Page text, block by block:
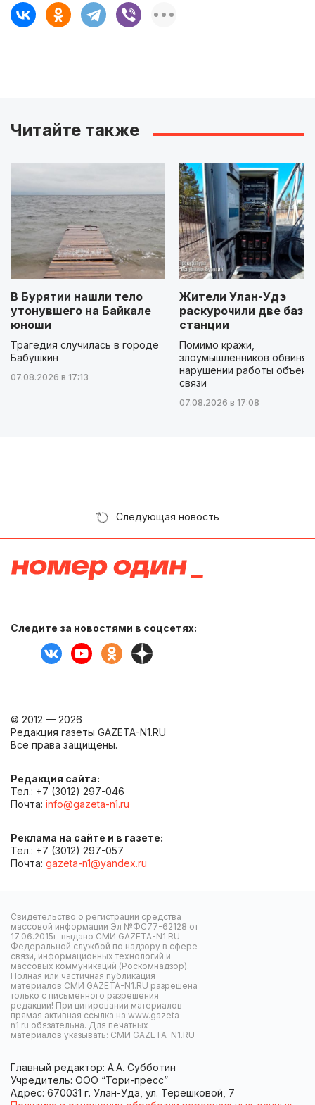
Читайте также
В Бурятии нашли тело
утонувшего на Байкале
юноши
Трагедия случилась в городе
Бабушкин
07.08.2026 в 17:13
Жители Улан-Удэ
раскурочили две
станции
Помимо кражи,
злоумышленников
нарушении работы
связи
07.08.2026 в 17:08
Следующая новость
Следите за новостями в соцсетях:
© 2012 — 2026
Редакция газеты GAZETA-N1.RU
Все права защищены.
Редакция сайта:
Тел.: +7 (3012) 297-046
Почта: info@gazeta-n1.ru
Реклама на сайте и в газете:
Тел.: +7 (3012) 297-057
Почта: gazeta-n1@yandex.ru
Свидетельство о регистрации средства
массовой информации Эл №ФС77-62128 от
17.06.2015г. выдано СМИ GAZETA-N1.RU
Федеральной службой по надзору в сфере
связи, информационных технологий и
массовых коммуникаций (Роскомнадзор).
Полная или частичная публикация
материалов СМИ GAZETA-N1.RU разрешена
только с письменного разрешения
редакции! При цитировании материалов
прямая активная ссылка на www.gazeta-
n1.ru обязательна. Для печатных
материалов указывать: СМИ GAZETA-N1.RU
Главный редактор: А.А. Субботин
Учредитель: ООО “Тори-пресс”
Адрес: 670031 г. Улан-Удэ, ул. Терешковой, 7